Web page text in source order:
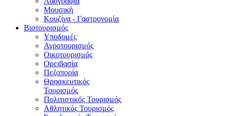
Μουσική
Κουζίνα - Γαστρονομία
Βιοτουρισμός
Υποδομές
Αγροτουρισμός
Οικοτουρισμός
Ορειβασία
Πεζοπορία
Θρησκευτικός
Τουρισμός
Πολιτιστικός Τουρισμός
Αθλητικός Τουρισμός